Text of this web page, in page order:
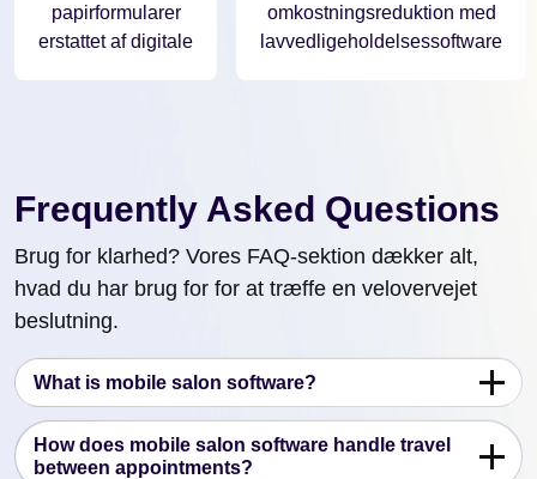
papirformularer
erstattet af digitale
omkostningsreduktion med
lavvedligeholdelsessoftware
Frequently Asked Questions
Brug for klarhed? Vores FAQ-sektion dækker alt,
hvad du har brug for for at træffe en velovervejet
beslutning.
What is mobile salon software?
How does mobile salon software handle travel
between appointments?